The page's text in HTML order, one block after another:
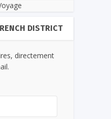
DISTRICT
directement